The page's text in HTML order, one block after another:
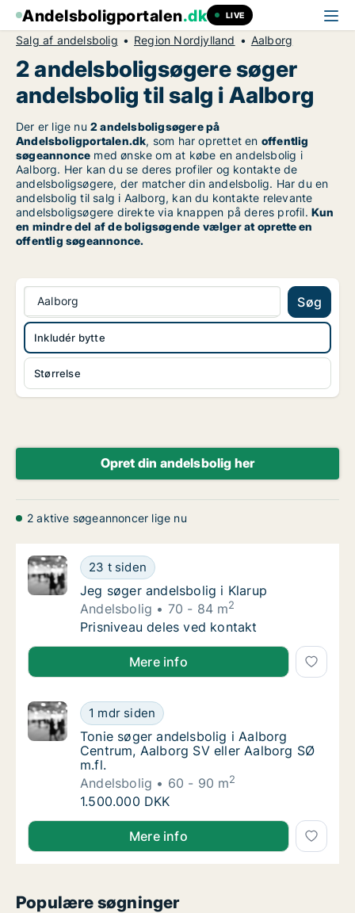
Andelsboligportalen.dk LIVE
Salg af andelsbolig Region Nordjylland Aalborg
2 andelsboligsøgere søger
andelsbolig til salg i Aalborg
Der er lige nu 2 andelsboligsøgere på
Andelsboligportalen.dk, som har oprettet en offentlig
søgeannonce med ønske om at købe en andelsbolig i
Aalborg. Her kan du se deres profiler og kontakte de
andelsboligsøgere, der matcher din andelsbolig. Har du en
andelsbolig til salg i Aalborg, kan du kontakte relevante
andelsboligsøgere direkte via knappen på deres profil.Kun
en mindre del af de boligsøgende vælger at oprette en
offentlig søgeannonce.
Aalborg Søg
Størrelse
Inkludér bytte
Opret din andelsbolig her
2 aktive søgeannoncer lige nu
Jeg søger andelsbolig i Klarup
23 t siden
Jeg søger andelsbolig i Klarup
Jeg søger andelsbolig i Klarup
Andelsbolig
70 - 84 m2
Jeg søger andelsbolig i Klarup
Prisniveau deles ved kontakt
Jeg søger andelsbolig i Klarup
Mere info
Tonie søger andelsbolig i Aalborg
1 mdr siden
Tonie søger andelsbolig i Aalborg
Tonie søger andelsbolig i Aalborg
Centrum, Aalborg SV eller Aalborg SØ
m.fl.
Andelsbolig
60 - 90 m2
Tonie søger andelsbolig i Aalborg
1.500.000 DKK
Tonie søger andelsbolig i Aalborg Centrum, Aalborg
Mere info
Populære søgninger